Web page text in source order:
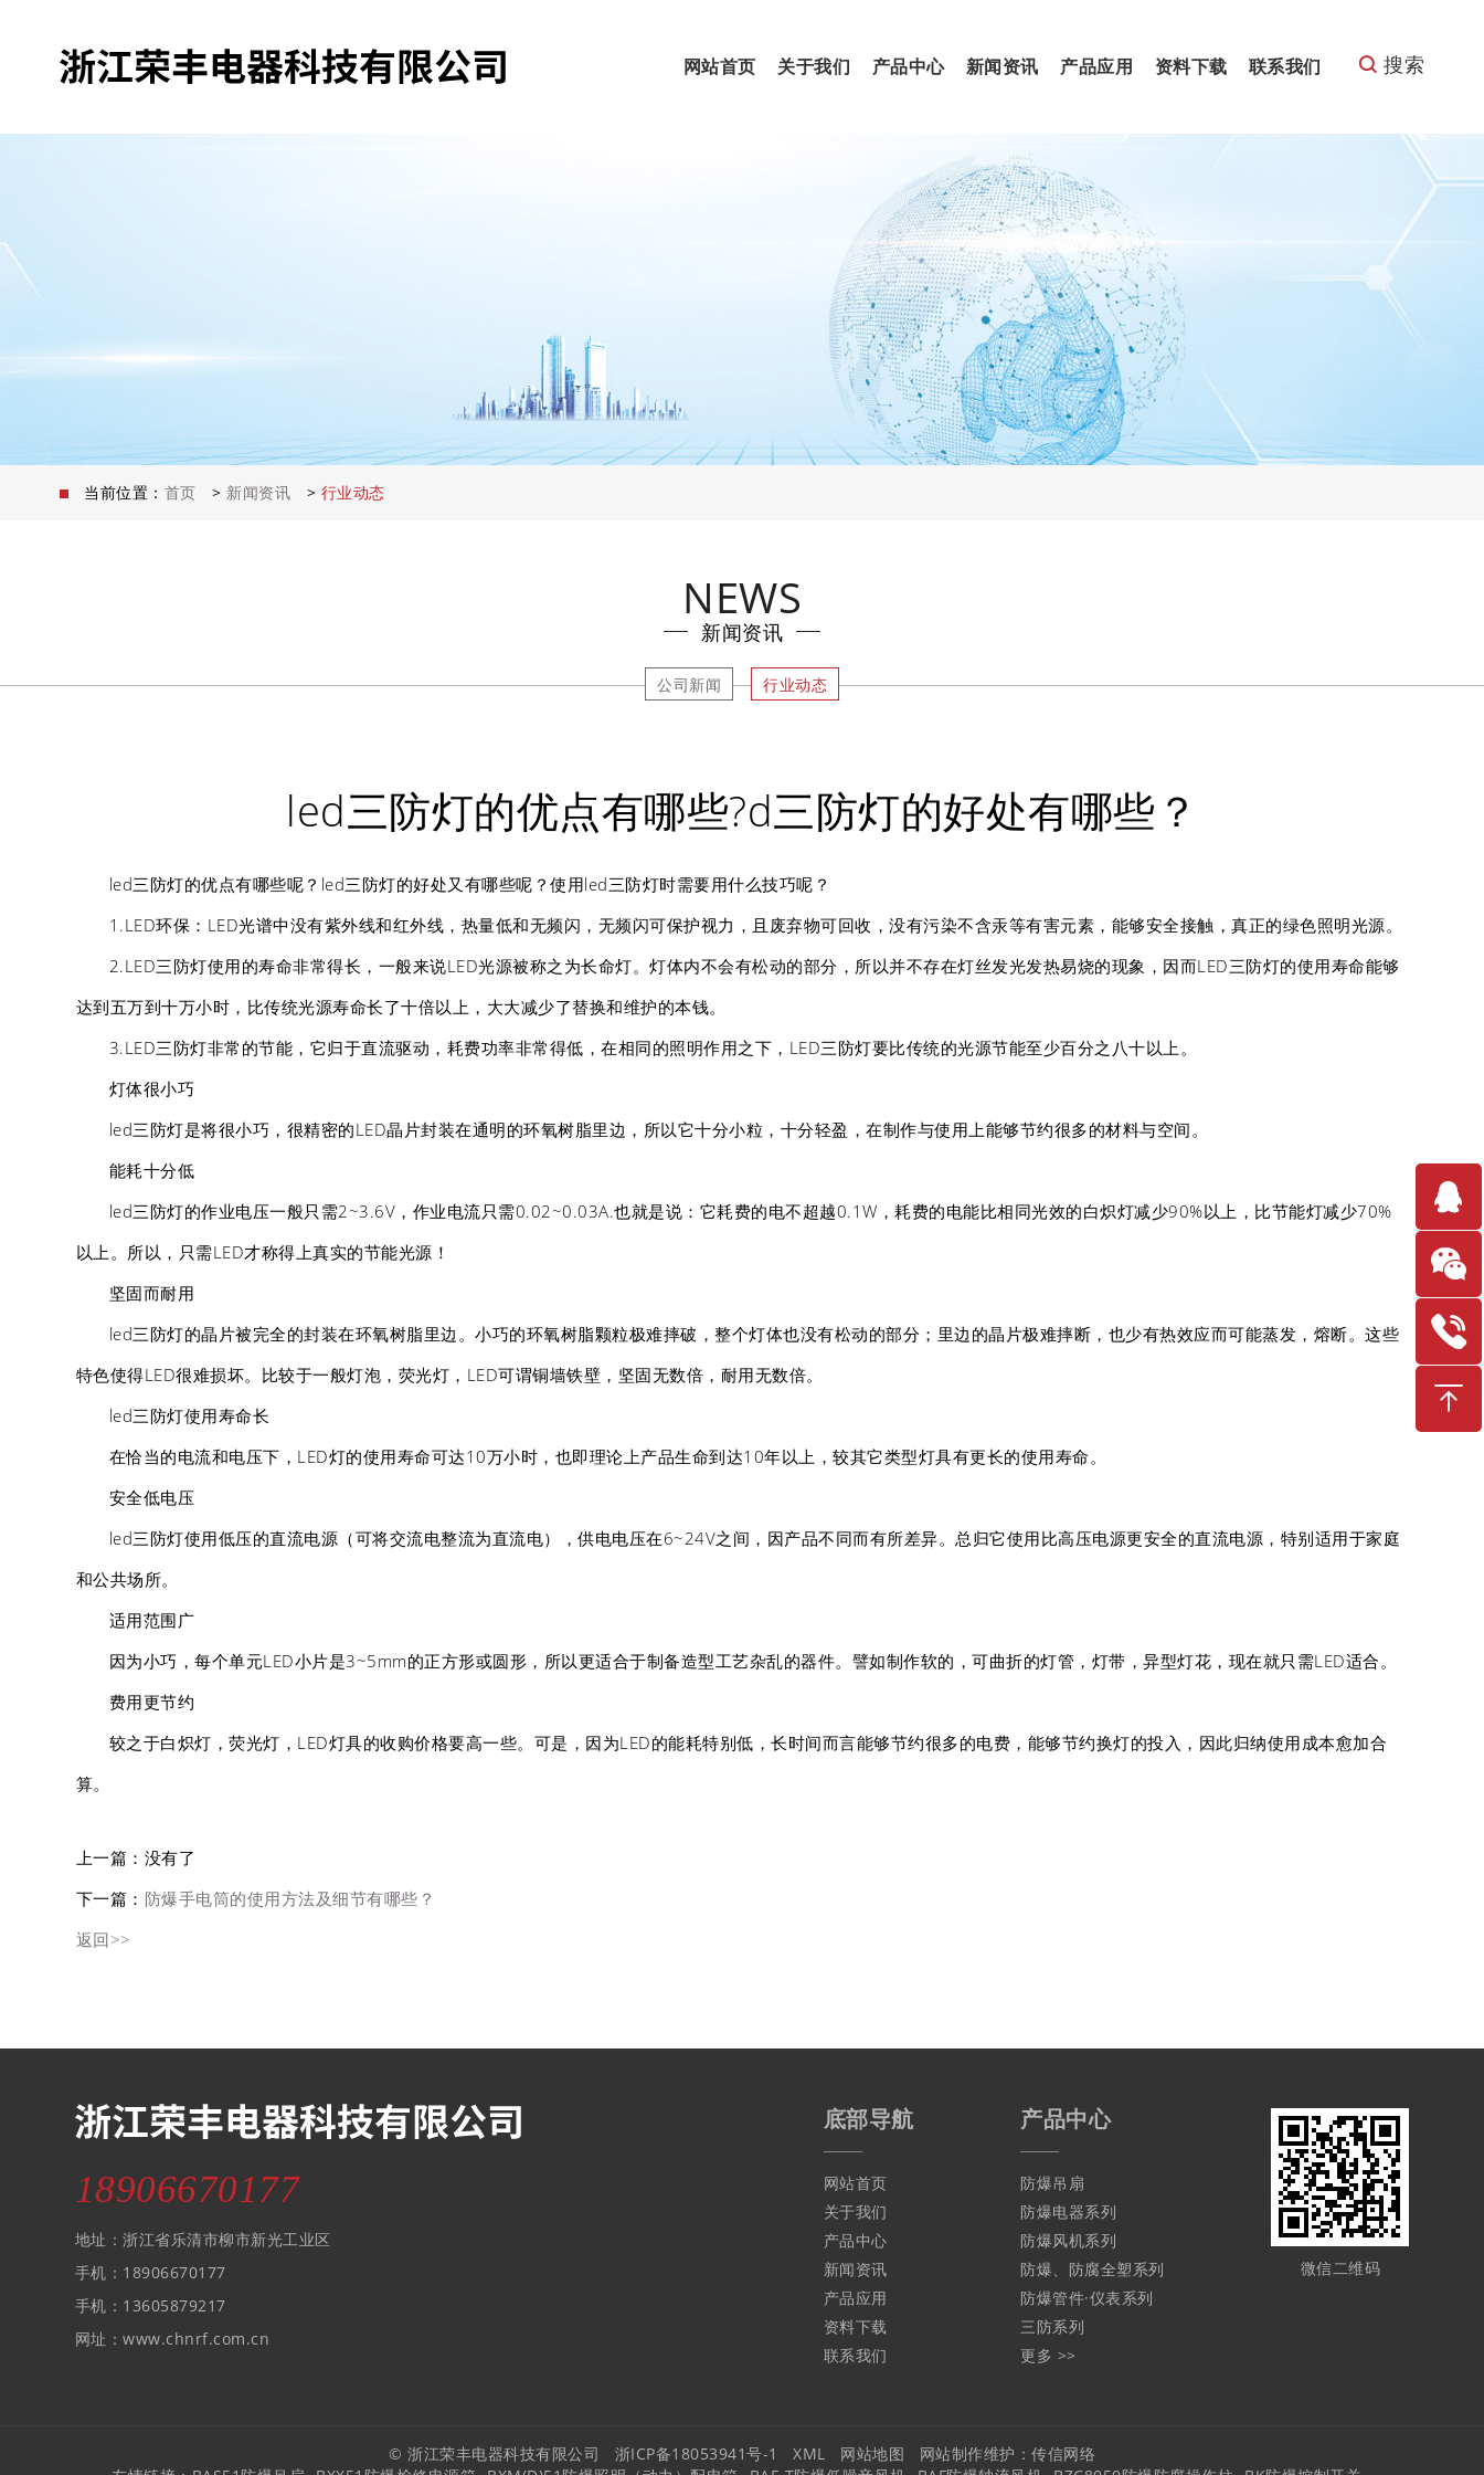
搜索
网站首页 关于我们 产品中心 新闻资讯 产品应用 资料下载 联系我们
当前位置： 首页 > 新闻资讯 > 行业动态
NEWS
新闻资讯
公司新闻 行业动态
led三防灯的优点有哪些?d三防灯的好处有哪些？
led三防灯的优点有哪些呢？led三防灯的好处又有哪些呢？使用led三防灯时需要用什么技巧呢？
1.LED环保：LED光谱中没有紫外线和红外线，热量低和无频闪，无频闪可保护视力，且废弃物可回收，没有污染不含汞等有害元素，能够安全接触，真正的绿色照明光源。
2.LED三防灯使用的寿命非常得长，一般来说LED光源被称之为长命灯。灯体内不会有松动的部分，所以并不存在灯丝发光发热易烧的现象，因而LED三防灯的使用寿命能够
达到五万到十万小时，比传统光源寿命长了十倍以上，大大减少了替换和维护的本钱。
3.LED三防灯非常的节能，它归于直流驱动，耗费功率非常得低，在相同的照明作用之下，LED三防灯要比传统的光源节能至少百分之八十以上。
灯体很小巧
led三防灯是将很小巧，很精密的LED晶片封装在通明的环氧树脂里边，所以它十分小粒，十分轻盈，在制作与使用上能够节约很多的材料与空间。
能耗十分低
led三防灯的作业电压一般只需2~3.6V，作业电流只需0.02~0.03A.也就是说：它耗费的电不超越0.1W，耗费的电能比相同光效的白炽灯减少90%以上，比节能灯减少70%
以上。所以，只需LED才称得上真实的节能光源！
坚固而耐用
led三防灯的晶片被完全的封装在环氧树脂里边。小巧的环氧树脂颗粒极难摔破，整个灯体也没有松动的部分；里边的晶片极难摔断，也少有热效应而可能蒸发，熔断。这些
特色使得LED很难损坏。比较于一般灯泡，荧光灯，LED可谓铜墙铁壁，坚固无数倍，耐用无数倍。
led三防灯使用寿命长
在恰当的电流和电压下，LED灯的使用寿命可达10万小时，也即理论上产品生命到达10年以上，较其它类型灯具有更长的使用寿命。
安全低电压
led三防灯使用低压的直流电源（可将交流电整流为直流电），供电电压在6~24V之间，因产品不同而有所差异。总归它使用比高压电源更安全的直流电源，特别适用于家庭
和公共场所。
适用范围广
因为小巧，每个单元LED小片是3~5mm的正方形或圆形，所以更适合于制备造型工艺杂乱的器件。譬如制作软的，可曲折的灯管，灯带，异型灯花，现在就只需LED适合。
费用更节约
较之于白炽灯，荧光灯，LED灯具的收购价格要高一些。可是，因为LED的能耗特别低，长时间而言能够节约很多的电费，能够节约换灯的投入，因此归纳使用成本愈加合
算。
上一篇：没有了
下一篇： 防爆手电筒的使用方法及细节有哪些？
返回>>
18906670177
地址：浙江省乐清市柳市新光工业区
手机：18906670177
手机：13605879217
网址：www.chnrf.com.cn
微信二维码
产品中心
防爆吊扇
防爆电器系列
防爆风机系列
防爆、防腐全塑系列
防爆管件·仪表系列
三防系列
更多 >>
底部导航
网站首页
关于我们
产品中心
新闻资讯
产品应用
资料下载
联系我们
© 浙江荣丰电器科技有限公司 浙ICP备18053941号-1 XML 网站地图 网站制作维护： 传信网络